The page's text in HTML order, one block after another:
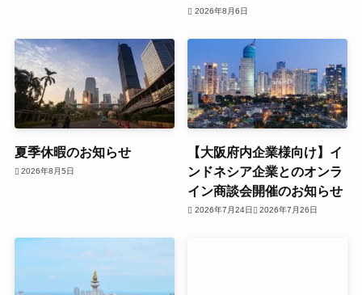
2026年8月6日
夏季休暇のお知らせ
2026年8月5日
【大阪府内企業様向け】イ
ンドネシア企業とのオンラ
イン商談会開催のお知らせ
2026年7月24日 2026年7月26日